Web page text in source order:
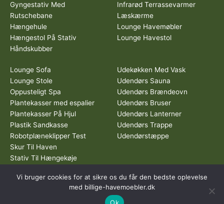
Gyngestativ Med
Rutschebane
Hængehule
Hængestol På Stativ
Håndskubber
Infrarød Terrassevarmer
Læskærme
Lounge Havemøbler
Lounge Havestol
Lounge Sofa
Lounge Stole
Oppusteligt Spa
Plantekasser med espalier
Plantekasser På Hjul
Plastik Sandkasse
Robotplæneklipper Test
Skur Til Haven
Stativ Til Hængekøje
Udekøkken Med Vask
Udendørs Sauna
Udendørs Brændeovn
Udendørs Bruser
Udendørs Lanterner
Udendørs Trappe
Udendørstæppe
Dette medie ejes og drives af Tropic Traffic LLC-FZ | The Meydan
Hotel, Grandstand, 6th floor, Nad Al Sheba | Dubai | UAE
Vi bruger cookies for at sikre os du får den bedste oplevelse
med billige-havemoebler.dk
Ok